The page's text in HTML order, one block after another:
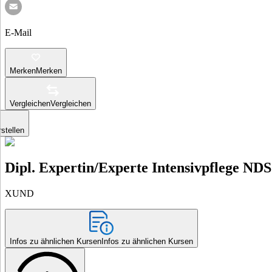
E-Mail
MerkenMerken
VergleichenVergleichen
Dipl. Expertin/Experte Intensivpflege
XUND
Infos zu ähnlichen Kursen Infos zu ähnlichen Kursen